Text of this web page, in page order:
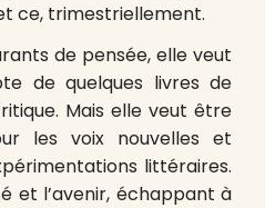
ce, trimestriellement.
de pensée, elle veut
de quelques livres de
Mais elle veut être
les voix nouvelles et
littéraires.
et l’avenir, échappant à